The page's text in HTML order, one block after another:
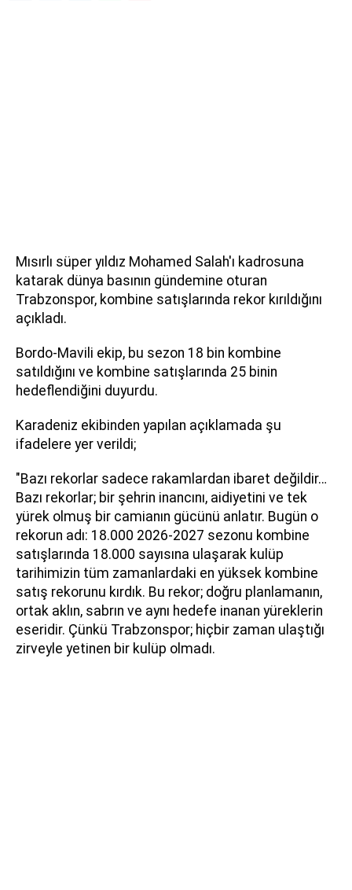
Mısırlı süper yıldız Mohamed Salah'ı kadrosuna
katarak dünya basının gündemine oturan
Trabzonspor, kombine satışlarında rekor kırıldığını
açıkladı.
Bordo-Mavili ekip, bu sezon 18 bin kombine
satıldığını ve kombine satışlarında 25 binin
hedeflendiğini duyurdu.
Karadeniz ekibinden yapılan açıklamada şu
ifadelere yer verildi;
"Bazı rekorlar sadece rakamlardan ibaret değildir…
Bazı rekorlar; bir şehrin inancını, aidiyetini ve tek
yürek olmuş bir camianın gücünü anlatır. Bugün o
rekorun adı: 18.000 2026-2027 sezonu kombine
satışlarında 18.000 sayısına ulaşarak kulüp
tarihimizin tüm zamanlardaki en yüksek kombine
satış rekorunu kırdık. Bu rekor; doğru planlamanın,
ortak aklın, sabrın ve aynı hedefe inanan yüreklerin
eseridir. Çünkü Trabzonspor; hiçbir zaman ulaştığı
zirveyle yetinen bir kulüp olmadı.